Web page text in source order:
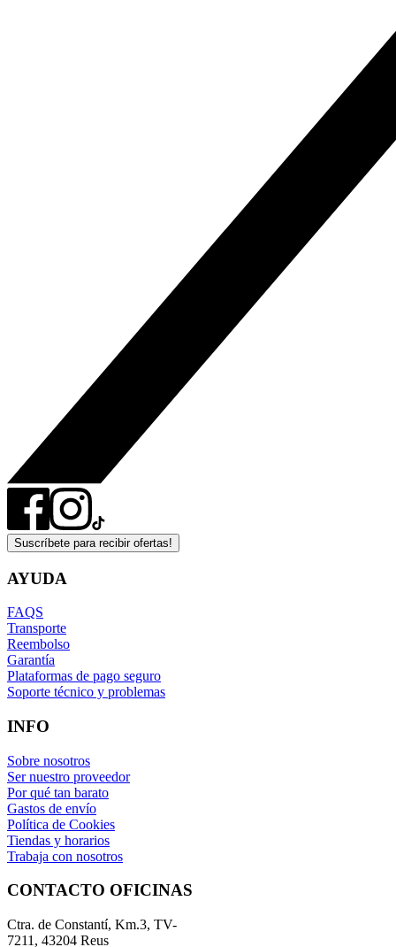
Suscríbete para recibir ofertas!
AYUDA
FAQS
Transporte
Reembolso
Garantía
Plataformas de pago seguro
Soporte técnico y problemas
INFO
Sobre nosotros
Ser nuestro proveedor
Por qué tan barato
Gastos de envío
Política de Cookies
Tiendas y horarios
Trabaja con nosotros
CONTACTO OFICINAS
Ctra. de Constantí, Km.3, TV-
7211, 43204 Reus